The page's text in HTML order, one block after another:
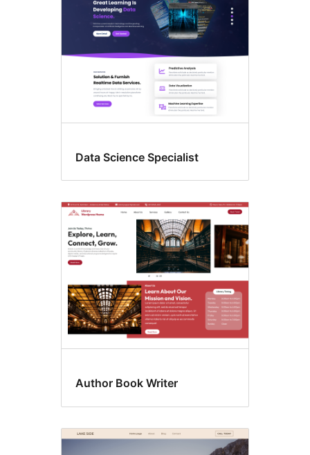
Data Science Specialist
Author Book Writer